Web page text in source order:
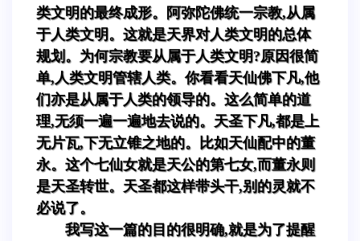
类文明的最终成形。阿弥陀佛统一宗教,从属
于人类文明。这就是天界对人类文明的总体
规划。为何宗教要从属于人类文明?原因很简
单,人类文明管辖人类。你看看天仙佛下凡,他
们亦是从属于人类的领导的。这么简单的道
理,无须一遍一遍地去说的。天圣下凡,都是上
无片瓦,下无立锥之地的。比如天仙配中的董
永。这个七仙女就是天公的第七女,而董永则
是天圣转世。天圣都这样带头干,别的灵就不
必说了。
我写这一篇的目的很明确,就是为了提醒